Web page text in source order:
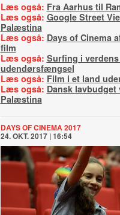
Læs også: Fra Aarhus til
Læs også: Google Street
Palæstina
Læs også: Days of Cinema
film
Læs også: Surfing i
udendørsfængsel
Læs også: Film i et land
Læs også: Dansk
Palæstina
DAYS OF CINEMA 2017
24. OKT. 2017 | 16:54